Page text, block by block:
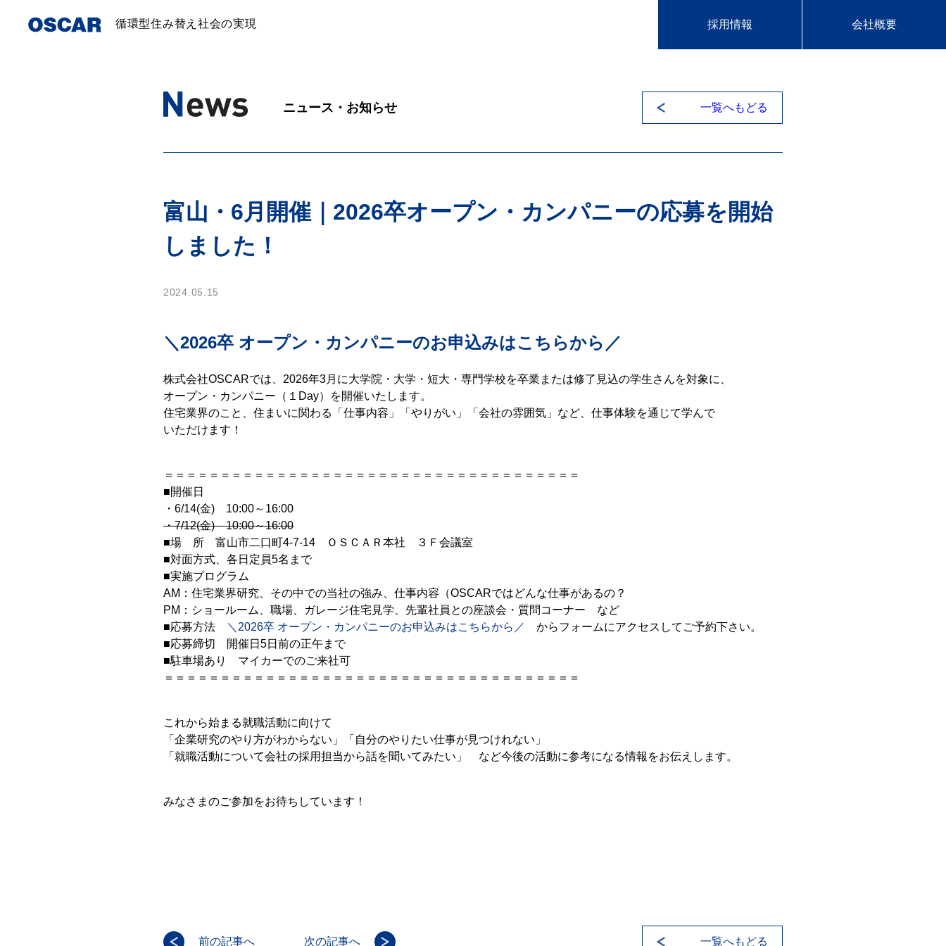
循環型住み替え社会の実現 採用情報 会社概要
ニュース・お知らせ 一覧へもどる
富山・6月開催｜2026卒オープン・カンパニーの応募を開始
しました！
2024.05.15
＼2026卒 オープン・カンパニーのお申込みはこちらから／
株式会社OSCARでは、2026年3月に大学院・大学・短大・専門学校を卒業または修了見込の学生さんを対象に、
オープン・カンパニー（１Day）を開催いたします。
住宅業界のこと、住まいに関わる「仕事内容」「やりがい」「会社の雰囲気」など、仕事体験を通じて学んで
いただけます！
＝＝＝＝＝＝＝＝＝＝＝＝＝＝＝＝＝＝＝＝＝＝＝＝＝＝＝＝＝＝＝＝＝＝＝＝＝
■開催日
・6/14(金) 10:00～16:00
・7/12(金) 10:00～16:00
■場 所 富山市二口町4-7-14 ＯＳＣＡＲ本社 ３Ｆ会議室
■対面方式、各日定員5名まで
■実施プログラム
AM：住宅業界研究、その中での当社の強み、仕事内容（OSCARではどんな仕事があるの？
PM：ショールーム、職場、ガレージ住宅見学、先輩社員との座談会・質問コーナー など
■応募方法
＼2026卒 オープン・カンパニーのお申込みはこちらから／
からフォームにアクセスしてご予約下さい。
■応募締切 開催日5日前の正午まで
■駐車場あり マイカーでのご来社可
＝＝＝＝＝＝＝＝＝＝＝＝＝＝＝＝＝＝＝＝＝＝＝＝＝＝＝＝＝＝＝＝＝＝＝＝＝
これから始まる就職活動に向けて
「企業研究のやり方がわからない」「自分のやりたい仕事が見つけれない」
「就職活動について会社の採用担当から話を聞いてみたい」 など今後の活動に参考になる情報をお伝えします。
みなさまのご参加をお待ちしています！
前の記事へ 次の記事へ 一覧へもどる